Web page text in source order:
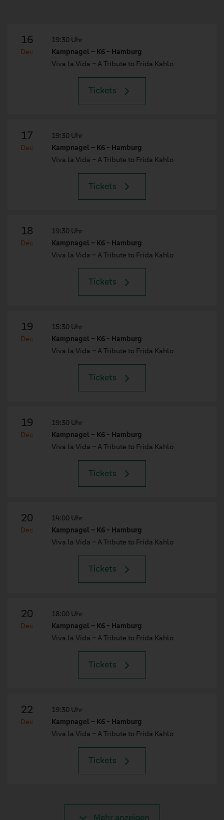
16
Dec
19:30 Uhr
Kampnagel – K6 - Hamburg
Viva la Vida – A Tribute to Frida Kahlo
Tickets
17
Dec
19:30 Uhr
Kampnagel – K6 - Hamburg
Viva la Vida – A Tribute to Frida Kahlo
Tickets
18
Dec
19:30 Uhr
Kampnagel – K6 - Hamburg
Viva la Vida – A Tribute to Frida Kahlo
Tickets
19
Dec
15:30 Uhr
Kampnagel – K6 - Hamburg
Viva la Vida – A Tribute to Frida Kahlo
Tickets
19
Dec
19:30 Uhr
Kampnagel – K6 - Hamburg
Viva la Vida – A Tribute to Frida Kahlo
Tickets
20
Dec
14:00 Uhr
Kampnagel – K6 - Hamburg
Viva la Vida – A Tribute to Frida Kahlo
Tickets
20
Dec
18:00 Uhr
Kampnagel – K6 - Hamburg
Viva la Vida – A Tribute to Frida Kahlo
Tickets
22
Dec
19:30 Uhr
Kampnagel – K6 - Hamburg
Viva la Vida – A Tribute to Frida Kahlo
Tickets
Mehr anzeigen